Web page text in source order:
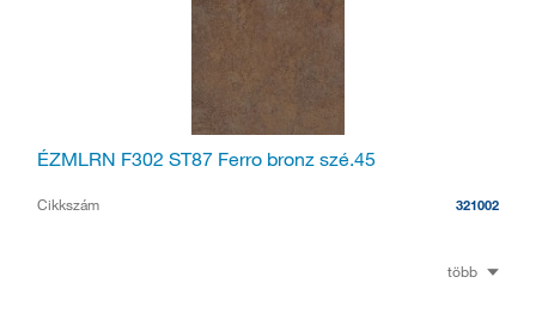
ÉZMLRN F302 ST87 Ferro bronz szé.45
Cikkszám 321002
több